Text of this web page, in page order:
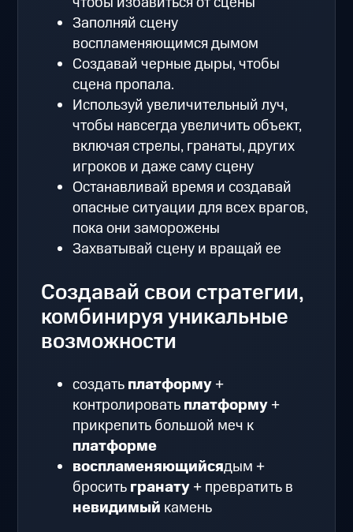
Заполняй сцену
воспламеняющимся дымом
Создавай черные дыры, чтобы
сцена пропала.
Используй увеличительный луч,
чтобы навсегда увеличить объект,
включая стрелы, гранаты, других
игроков и даже саму сцену
Останавливай время и создавай
опасные ситуации для всех врагов,
пока они заморожены
Захватывай сцену и вращай ее
Создавай свои стратегии,
комбинируя уникальные
возможности
создатьплатформу+
контролироватьплатформу+
прикрепить большой меч к
платформе
воспламеняющийсядым +
броситьгранату+ превратить в
невидимый камень